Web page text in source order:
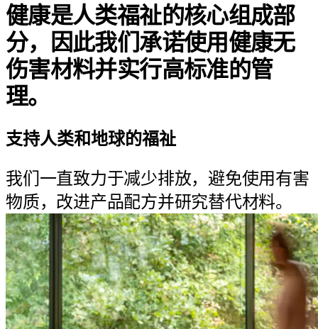
健康是人类福祉的核心组成部
分，因此我们承诺使用健康无
伤害材料并实行高标准的管
理。
支持人类和地球的福祉
我们一直致力于减少排放，避免使用有害
物质，改进产品配方并研究替代材料。